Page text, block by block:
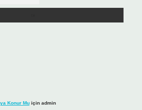
Konur Muiçin admin